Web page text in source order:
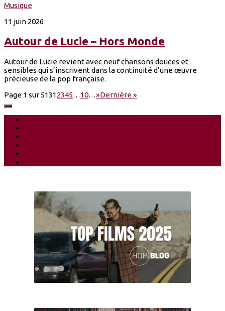
Musique
11 juin 2026
Autour de Lucie – Hors Monde
Autour de Lucie revient avec neuf chansons douces et
sensibles qui s’inscrivent dans la continuité d’une œuvre
précieuse de la pop française.
Page 1 sur 51312345…10…»Dernière »